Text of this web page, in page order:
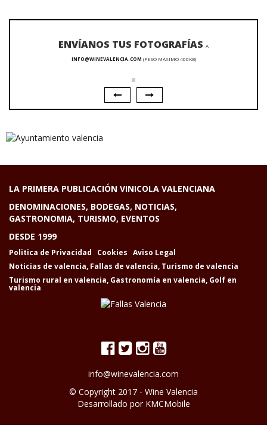
ENVÍANOS TUS FOTOGRAFÍAS A
INFO@WINEVALENCIA.COM (PESO MÁXIMO 400KB)
LA PRIMERA PUBLICACIÓN VINICOLA VALENCIANA
DENOMINACIONES, BODEGAS, NOTICIAS,
GASTRONOMIA, TURISMO, EVENTOS
DESDE 1999
Politica de Privacidad Cookies Aviso Legal
Noticias de valencia, Fallas de valencia, Turismo de valencia
Turismo rural en valencia, Gastronomía en valencia, Golf en
valencia
info@winevalencia.com
© Copyright 2017 - Wine Valencia
Desarrollado por KMCMobile